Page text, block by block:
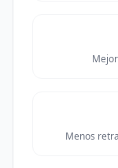
Menos